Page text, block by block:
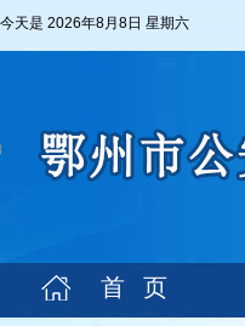
今天是 2026年8月8日 星期六
首 页